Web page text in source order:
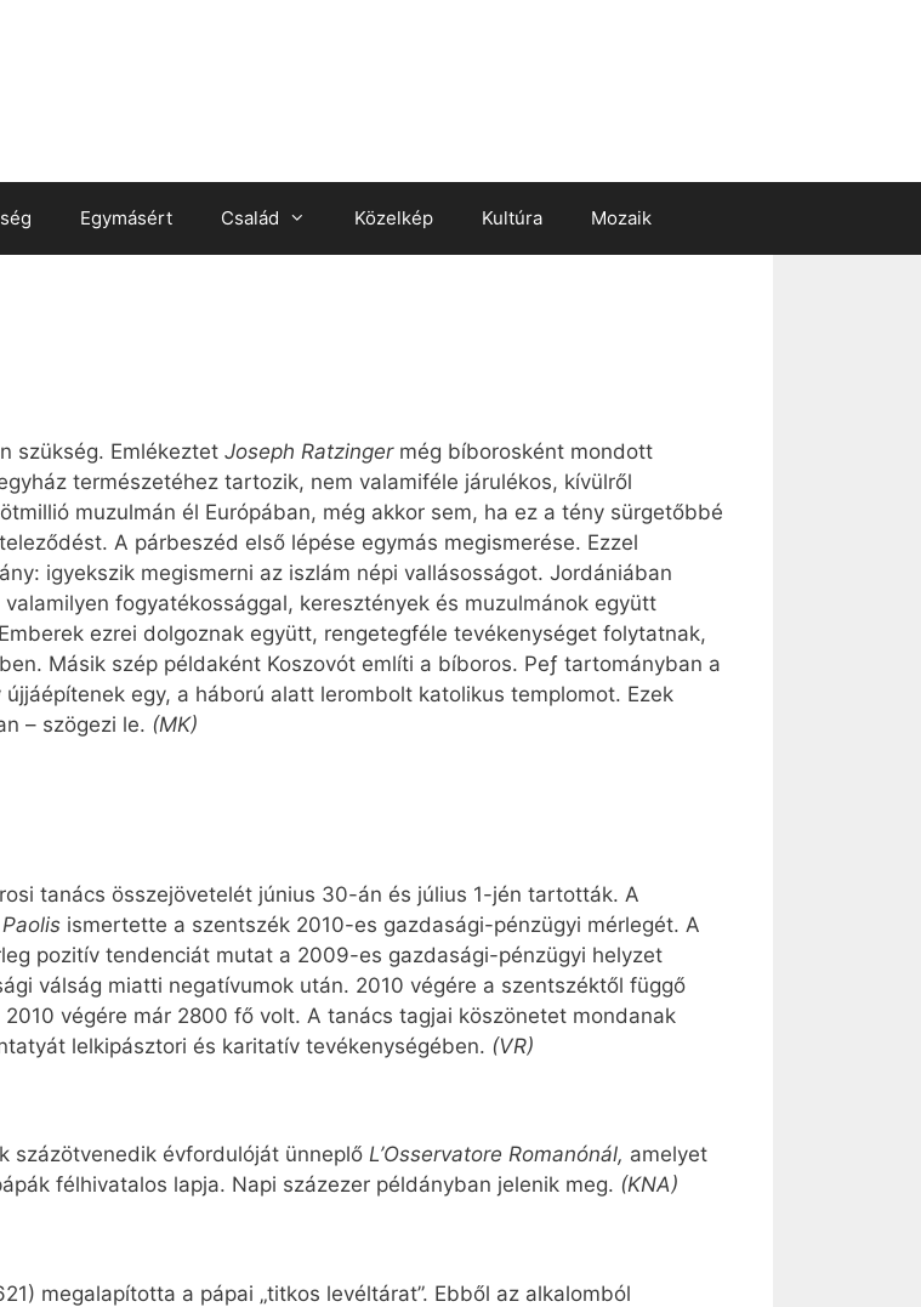
Egymásért Család Közelkép Kultúra Mozaik
szükség. Emlékeztet Joseph Ratzingermég bíborosként mondott
természetéhez tartozik, nem valamiféle járulékos, kívülről
muzulmán él Európában, még akkor sem, ha ez a tény sürgetőbbé
A párbeszéd első lépése egymás megismerése. Ezzel
igyekszik megismerni az iszlám népi vallásosságot. Jordániában
fogyatékossággal, keresztények és muzulmánok együtt
ezrei dolgoznak együtt, rengetegféle tevékenységet folytatnak,
Másik szép példaként Koszovót említi a bíboros. Peƒ tartományban a
egy, a háború alatt lerombolt katolikus templomot. Ezek
– szögezi le. (MK)
tanács összejövetelét június 30-án és július 1-jén tartották. A
ismertette a szentszék 2010-es gazdasági-pénzügyi mérlegét. A
pozitív tendenciát mutat a 2009-es gazdasági-pénzügyi helyzet
válság miatti negatívumok után. 2010 végére a szentszéktől függő
végére már 2800 fő volt. A tanács tagjai köszönetet mondanak
lelkipásztori és karitatív tevékenységében. (VR)
százötvenedik évfordulóját ünneplő L’Osservatore Romanónál, amelyet
félhivatalos lapja. Napi százezer példányban jelenik meg. (KNA)
megalapította a pápai „titkos levéltárat”. Ebből az alkalomból